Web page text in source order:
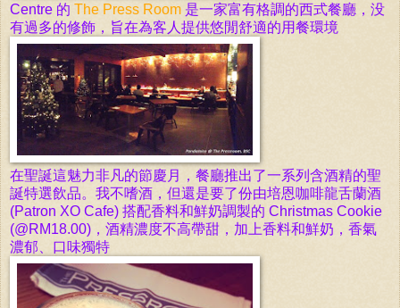
Centre 的 The Press Room 是一家富有格調的西式餐廳，没
有過多的修飾，旨在為客人提供悠閒舒適的用餐環境
在聖誕這魅力非凡的節慶月，餐廳推出了一系列含酒精的聖
誕特選飲品。我不嗜酒，但還是要了份由培恩咖啡龍舌蘭酒
(Patron XO Cafe) 搭配香料和鮮奶調製的 Christmas Cookie
(@RM18.00)，酒精濃度不高帶甜，加上香料和鮮奶，香氣
濃郁、 口味獨特